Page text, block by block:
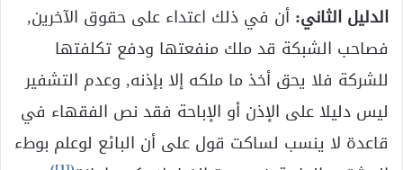
الدليل الثاني: أن في ذلك اعتداء على حقوق الآخرين,
فصاحب الشبكة قد ملك منفعتها ودفع تكلفتها
للشركة فلا يحق أخذ ما ملكه إلا بإذنه, وعدم التشفير
ليس دليلا على الإذن أو الإباحة فقد نص الفقهاء في
قاعدة لا ينسب لساكت قول على أن البائع لوعلم بوطء